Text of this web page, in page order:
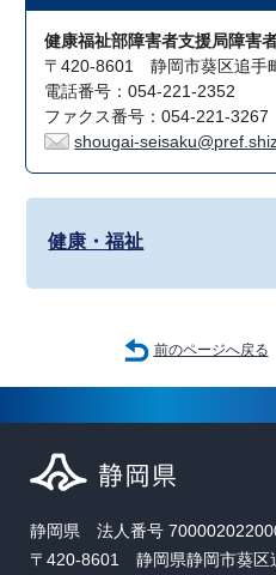
健康福祉部障害者支援局障害
〒420-8601 静岡市葵区追手
電話番号：054-221-2352
ファクス番号：054-221-3267
shougai-
健康・福祉
前のページへ戻る
静岡県 法人番号
〒420-8601 静岡県静岡市葵区